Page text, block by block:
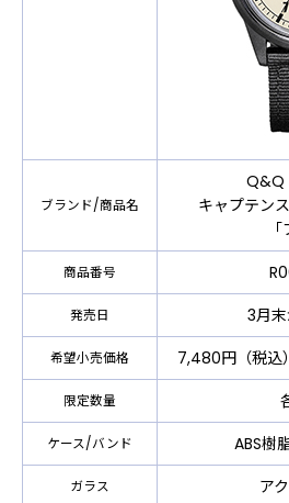
ブランド/商品名
Q&Q
キャプテン
商品番号
発売日 3月
希望小売価格 7,480円（税込
限定数量
ケース/バンド ABS樹
ガラス ア